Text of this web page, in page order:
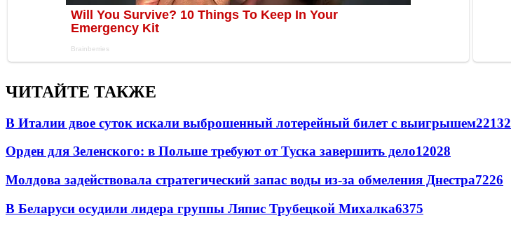
ЧИТАЙТЕ ТАКЖЕ
В Италии двое суток искали выброшенный лотерейный билет с выигрышем22132
Орден для Зеленского: в Польше требуют от Туска завершить дело12028
Молдова задействовала стратегический запас воды из-за обмеления Днестра7226
В Беларуси осудили лидера группы Ляпис Трубецкой Михалка6375